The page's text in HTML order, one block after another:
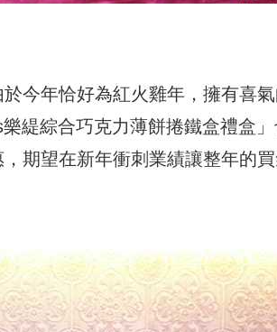
今年恰好為紅火雞年，擁有喜
緹綜合巧克力薄餅捲鐵盒禮盒
期望在新年衝刺業績讓整年的